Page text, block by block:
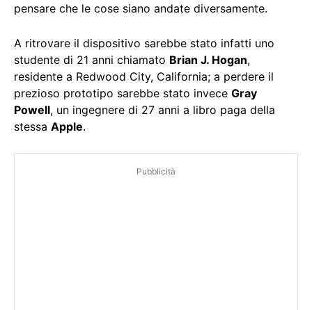
pensare che le cose siano andate diversamente.
A ritrovare il dispositivo sarebbe stato infatti uno
studente di 21 anni chiamato Brian J. Hogan,
residente a Redwood City, California; a perdere il
prezioso prototipo sarebbe stato invece Gray
Powell, un ingegnere di 27 anni a libro paga della
stessa Apple.
Pubblicità